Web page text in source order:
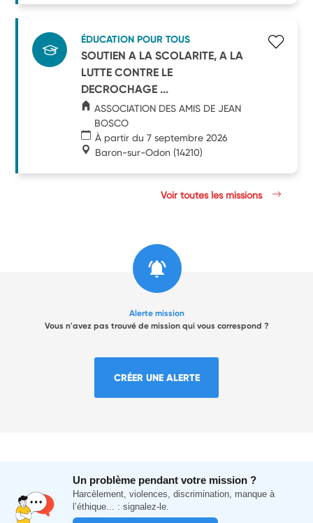
ÉDUCATION POUR TOUS
SOUTIEN A LA SCOLARITE, A LA
LUTTE CONTRE LE
DECROCHAGE ...
ASSOCIATION DES AMIS DE JEAN
BOSCO
À partir du 7 septembre 2026
Baron-sur-Odon (14210)
Voir toutes les missions
Alerte mission
Vous n'avez pas trouvé de mission qui vous correspond ?
CRÉER UNE ALERTE
Un problème pendant votre mission ?
Harcèlement, violences, discrimination, manque à
l’éthique... : signalez-le.